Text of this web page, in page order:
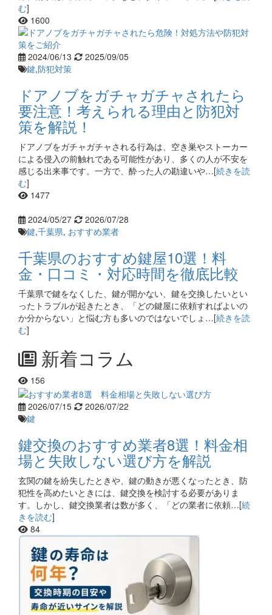
む]
1600
2024/06/13
2025/09/05
鍵,防犯対策
ドアノブをガチャガチャされたら
要注意！考えられる理由と防犯対
策を解説！
ドアノブをガチャガチャされる行為は、空き巣やストーカー
による侵入の前触れである可能性があり、多くの人が不安を
感じる出来事です。一方で、酔った人の勘違いや…[続きを読
む]
1477
2024/05/27
2026/07/28
鍵,千葉県, おすすめ業者
千葉県のおすすめ鍵屋10選！料
金・口コミ・対応時間を徹底比較
千葉県で鍵をなくした、鍵が開かない、鍵を交換したいとい
ったトラブルが起きたとき、「どの鍵屋に依頼すればよいの
か分からない」と悩む方も多いのではないでしょ…[続きを読
む]
新着コラム
156
2026/07/15
2026/07/22
鍵
鍵交換のおすすめ業者8選！料金相
場と失敗しない選び方を解説
玄関の鍵を紛失したときや、鍵の動きが悪くなったとき、防
犯性を高めたいときには、鍵交換を検討する必要がありま
す。しかし、鍵交換業者は数が多く、「どの業者に依頼…[続
きを読む]
84